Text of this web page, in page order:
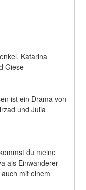
Katarina
Giese
ist ein Drama von
und Julia
du meine
als Einwanderer
mit einem